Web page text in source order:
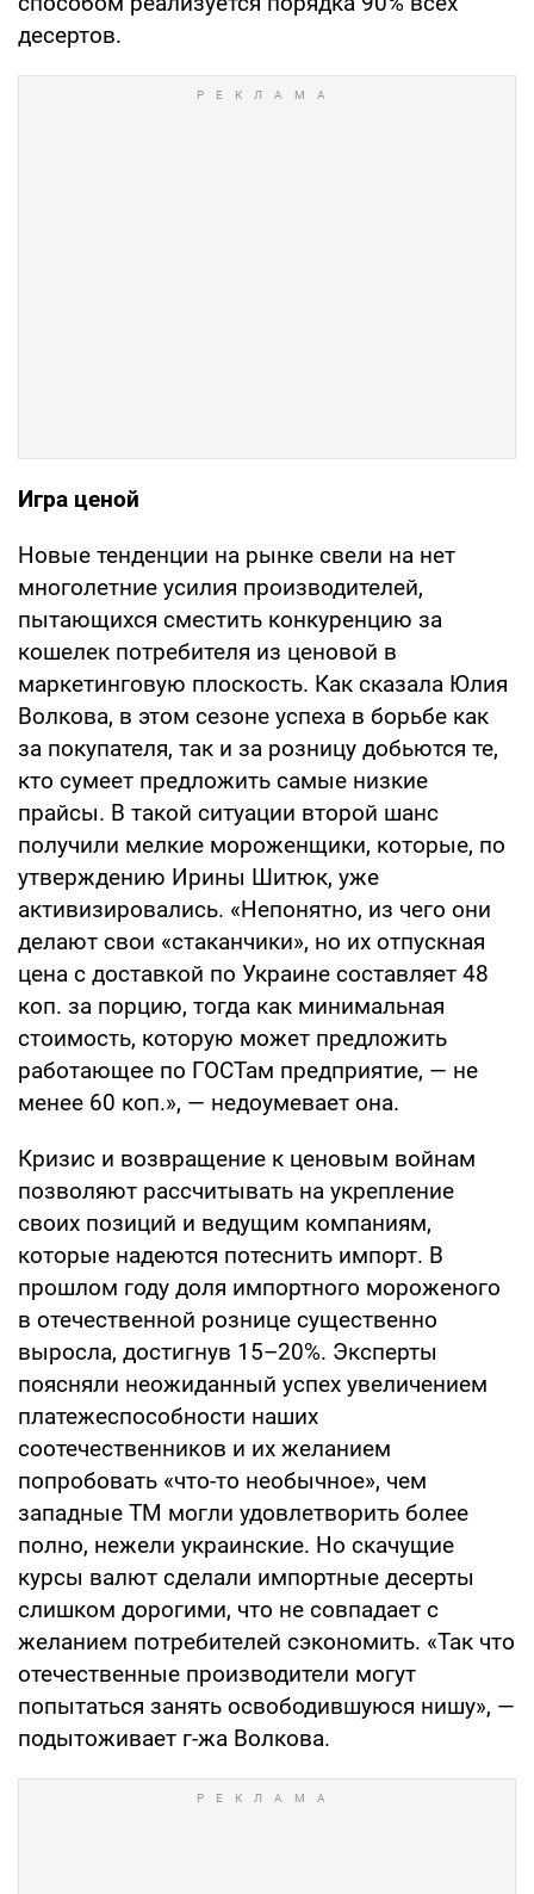
десертов.
Игра ценой
Новые тенденции на рынке свели на нет
многолетние усилия производителей,
пытающихся сместить конкуренцию за
кошелек потребителя из ценовой в
маркетинговую плоскость. Как сказала Юлия
Волкова, в этом сезоне успеха в борьбе как
за покупателя, так и за розницу добьются те,
кто сумеет предложить самые низкие
прайсы. В такой ситуации второй шанс
получили мелкие мороженщики, которые, по
утверждению Ирины Шитюк, уже
активизировались. «Непонятно, из чего они
делают свои «стаканчики», но их отпускная
цена с доставкой по Украине составляет 48
коп. за порцию, тогда как минимальная
стоимость, которую может предложить
работающее по ГОСТам предприятие, — не
менее 60 коп.», — недоумевает она.
Кризис и возвращение к ценовым войнам
позволяют рассчитывать на укрепление
своих позиций и ведущим компаниям,
которые надеются потеснить импорт. В
прошлом году доля импортного мороженого
в отечественной рознице существенно
выросла, достигнув 15–20%. Эксперты
поясняли неожиданный успех увеличением
платежеспособности наших
соотечественников и их желанием
попробовать «что-то необычное», чем
западные ТМ могли удовлетворить более
полно, нежели украинские. Но скачущие
курсы валют сделали импортные десерты
слишком дорогими, что не совпадает с
желанием потребителей сэкономить. «Так что
отечественные производители могут
попытаться занять освободившуюся нишу», —
подытоживает г-жа Волкова.